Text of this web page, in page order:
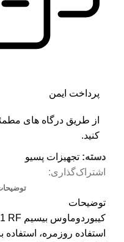
پرداخت ایمن
از طریق درگاه های
کنید.
دسته: تجهیزات پسیو
اشتراک‌گذاری:
توضیحات
استفاده روزمره،